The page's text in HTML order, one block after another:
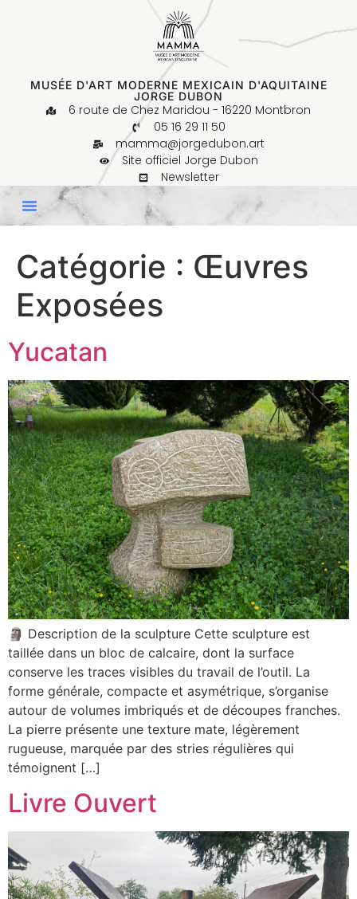
MUSÉE D'ART MODERNE MEXICAIN D'AQUITAINE
JORGE DUBON
6 route de Chez Maridou - 16220 Montbron
05 16 29 11 50
mamma@jorgedubon.art
Site officiel Jorge Dubon
Newsletter
Catégorie : Œuvres
Exposées
Yucatan
🗿 Description de la sculpture Cette sculpture est
taillée dans un bloc de calcaire, dont la surface
conserve les traces visibles du travail de l’outil. La
forme générale, compacte et asymétrique, s’organise
autour de volumes imbriqués et de découpes franches.
La pierre présente une texture mate, légèrement
rugueuse, marquée par des stries régulières qui
témoignent […]
Livre Ouvert